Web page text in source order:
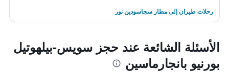
رحلات طيران إلى مطار سجاسودين نور
الأسئلة الشائعة عند حجز سويس-بيلهوتيل
بورنيو بانجارماسين